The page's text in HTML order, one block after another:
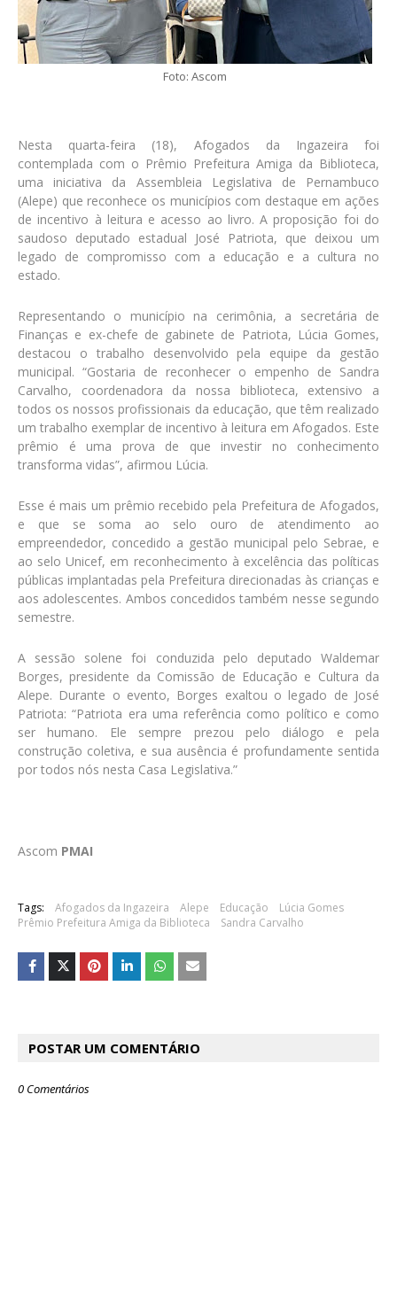
Foto: Ascom
Nesta quarta-feira (18), Afogados da Ingazeira foi
contemplada com o Prêmio Prefeitura Amiga da Biblioteca,
uma iniciativa da Assembleia Legislativa de Pernambuco
(Alepe) que reconhece os municípios com destaque em ações
de incentivo à leitura e acesso ao livro. A proposição foi do
saudoso deputado estadual José Patriota, que deixou um
legado de compromisso com a educação e a cultura no
estado.
Representando o município na cerimônia, a secretária de
Finanças e ex-chefe de gabinete de Patriota, Lúcia Gomes,
destacou o trabalho desenvolvido pela equipe da gestão
municipal. “Gostaria de reconhecer o empenho de Sandra
Carvalho, coordenadora da nossa biblioteca, extensivo a
todos os nossos profissionais da educação, que têm realizado
um trabalho exemplar de incentivo à leitura em Afogados. Este
prêmio é uma prova de que investir no conhecimento
transforma vidas”, afirmou Lúcia.
Esse é mais um prêmio recebido pela Prefeitura de Afogados,
e que se soma ao selo ouro de atendimento ao
empreendedor, concedido a gestão municipal pelo Sebrae, e
ao selo Unicef, em reconhecimento à excelência das políticas
públicas implantadas pela Prefeitura direcionadas às crianças e
aos adolescentes. Ambos concedidos também nesse segundo
semestre.
A sessão solene foi conduzida pelo deputado Waldemar
Borges, presidente da Comissão de Educação e Cultura da
Alepe. Durante o evento, Borges exaltou o legado de José
Patriota: “Patriota era uma referência como político e como
ser humano. Ele sempre prezou pelo diálogo e pela
construção coletiva, e sua ausência é profundamente sentida
por todos nós nesta Casa Legislativa.”
Ascom PMAI
Tags: Afogados da Ingazeira Alepe Educação
Lúcia Gomes
Prêmio Prefeitura Amiga da Biblioteca
Sandra Carvalho
POSTAR UM COMENTÁRIO
0 Comentários